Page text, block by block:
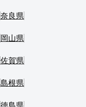
奈良県
岡山県
佐賀県
島根県
徳島県